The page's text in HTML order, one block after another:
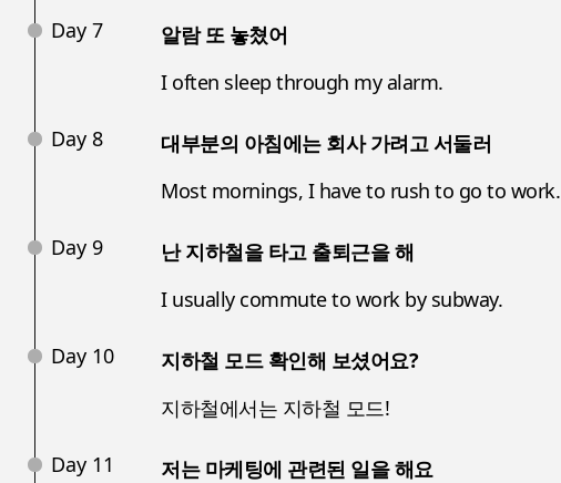
Day 7
알람 또 놓쳤어
I often sleep through my alarm.
Day 8
대부분의 아침에는 회사 가려고 서둘러
Most mornings, I have to rush to go to work.
Day 9
난 지하철을 타고 출퇴근을 해
I usually commute to work by subway.
Day 10
지하철 모드 확인해 보셨어요?
지하철에서는 지하철 모드!
Day 11
저는 마케팅에 관련된 일을 해요